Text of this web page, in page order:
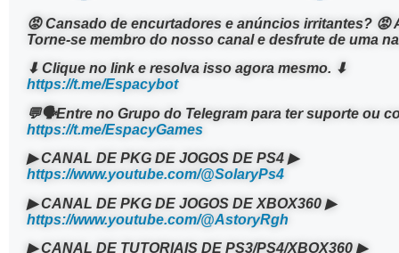
😡 Cansado de encurtadores e anúncios irritantes?
Torne-se membro do nosso canal e desfrute de uma
⬇ Clique no link e resolva isso agora mesmo. ⬇
https://t.me/Espacybot
💬🗣Entre no Grupo do Telegram para ter suporte ou
https://t.me/EspacyGames
▶ CANAL DE PKG DE JOGOS DE PS4 ▶
https://www.youtube.com/@SolaryPs4
▶ CANAL DE PKG DE JOGOS DE XBOX360 ▶
https://www.youtube.com/@AstoryRgh
▶ CANAL DE TUTORIAIS DE PS3/PS4/XBOX360 ▶